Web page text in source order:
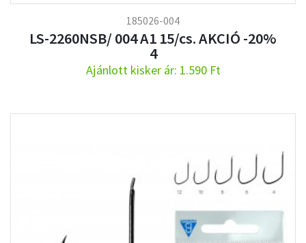
185026-004
LS-2260NSB/ 004 A1 15/cs. AKCIÓ -20%
4
Ajánlott kisker ár: 1.590 Ft